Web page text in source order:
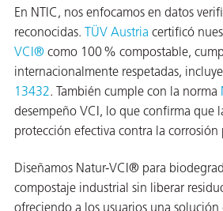
En NTIC, nos enfocamos en datos
reconocidas.
TÜV Austria certificó
VCI® como 100 % compostable,
internacionalmente respetadas,
13432. También cumple con la norma
desempeño VCI, lo que confirma que
protección efectiva contra la
Diseñamos Natur-VCI® para
compostaje industrial sin liberar